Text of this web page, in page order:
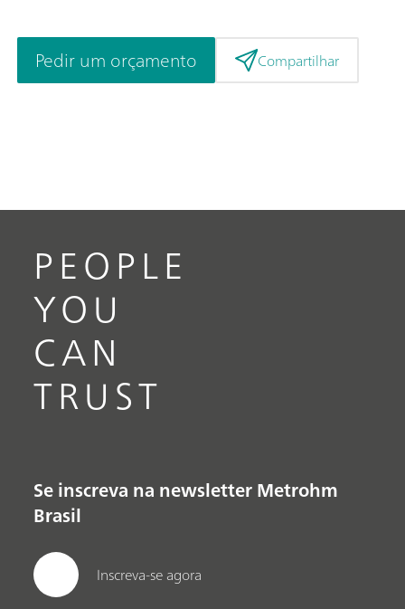
Pedir um orçamento Compartilhar
PEOPLE
YOU
CAN
TRUST
Se inscreva na newsletter Metrohm
Brasil
Inscreva-se agora